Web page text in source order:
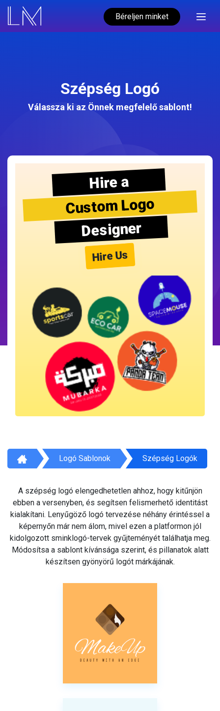
Béreljen minket
Szépség Logó
Válassza ki az Önnek megfelelő sablont!
Hire a
Custom Logo
Designer
Hire Us
Logó Sablonok Szépség Logók
A szépség logó elengedhetetlen ahhoz, hogy kitűnjön
ebben a versenyben, és segítsen felismerhető identitást
kialakítani. Lenyűgöző logó tervezése néhány érintéssel a
képernyőn már nem álom, mivel ezen a platformon jól
kidolgozott sminklogó-tervek gyűjteményét találhatja meg.
Módosítsa a sablont kívánsága szerint, és pillanatok alatt
készítsen gyönyörű logót márkájának.